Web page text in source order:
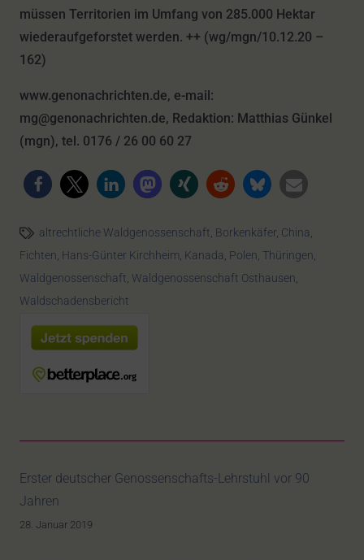
müssen Territorien im Umfang von 285.000 Hektar
wiederaufgeforstet werden. ++ (wg/mgn/10.12.20 –
162)
www.genonachrichten.de, e-mail:
mg@genonachrichten.de, Redaktion: Matthias Günkel
(mgn), tel. 0176 / 26 00 60 27
altrechtliche Waldgenossenschaft, Borkenkäfer, China,
Fichten, Hans-Günter Kirchheim, Kanada, Polen, Thüringen,
Waldgenossenschaft, Waldgenossenschaft Osthausen,
Waldschadensbericht
Erster deutscher Genossenschafts-Lehrstuhl vor 90
Jahren
28. Januar 2019